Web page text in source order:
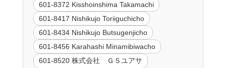
601-8372 Kisshoinshima Takamachi
601-8417 Nishikujo Toriiguchicho
601-8434 Nishikujo Butsugenjicho
601-8456 Karahashi Minamibiwacho
601-8520 株式会社 ＧＳユアサ